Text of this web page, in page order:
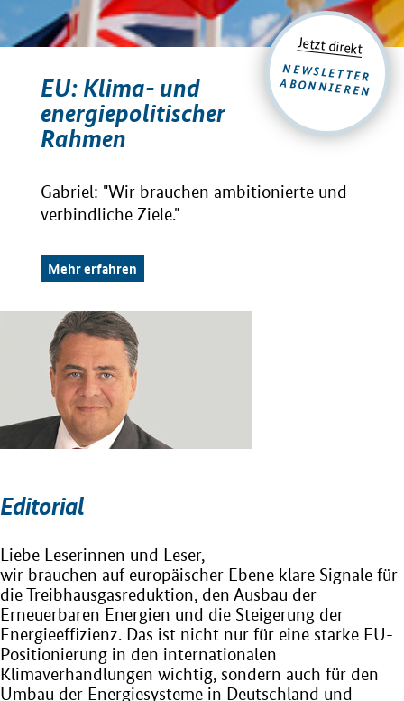
EU: Klima- und
energiepolitischer
Rahmen
Gabriel: "Wir brauchen ambitionierte und
verbindliche Ziele."
Mehr erfahren
Jetzt direkt
NEWSLETTER
ABONNIEREN
Editorial
Liebe Leserinnen und Leser,
wir brauchen auf europäischer Ebene klare Signale für
die Treibhausgasreduktion, den Ausbau der
Erneuerbaren Energien und die Steigerung der
Energieeffizienz. Das ist nicht nur für eine starke EU-
Positionierung in den internationalen
Klimaverhandlungen wichtig, sondern auch für den
Umbau der Energiesysteme in Deutschland und